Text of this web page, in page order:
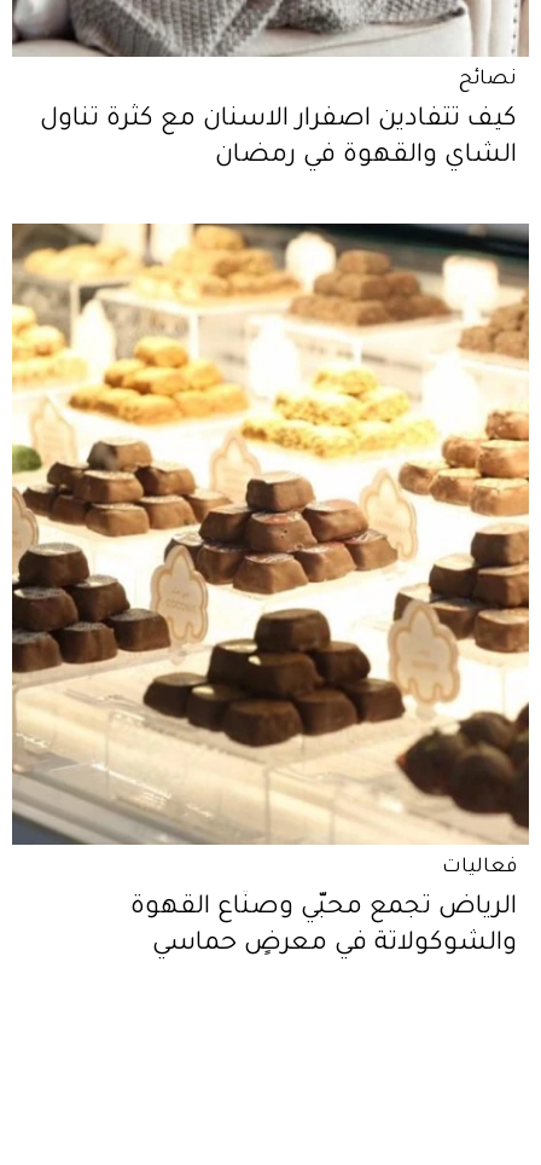
نصائح
كيف تتفادين اصفرار الاسنان مع كثرة تناول
الشاي والقهوة في رمضان
فعاليات
الرياض تجمع محبّي وصنّاع القهوة
والشوكولاتة في معرضٍ حماسي